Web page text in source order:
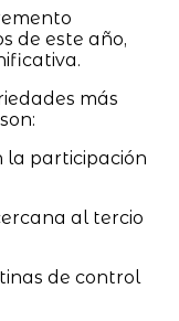
de este año,
más
la participación
al tercio
de control